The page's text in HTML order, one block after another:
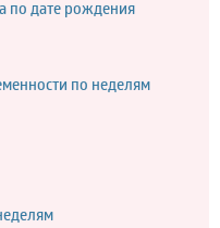
по дате рождения
по неделям